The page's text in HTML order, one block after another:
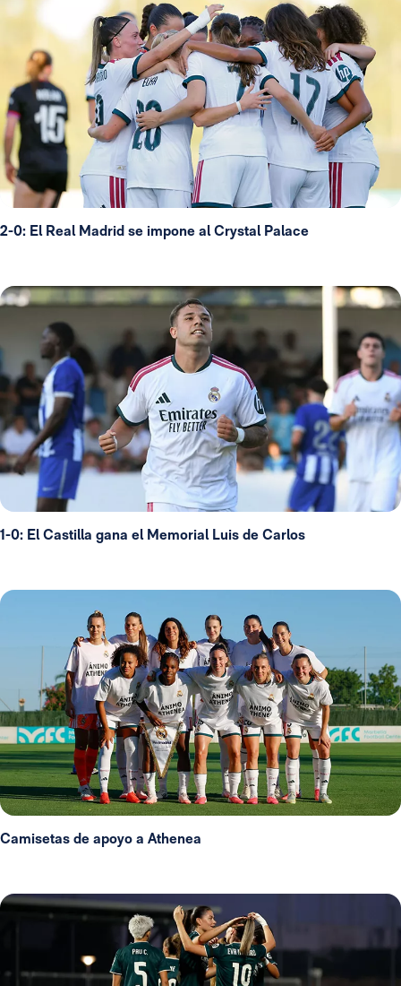
2-0: El Real Madrid se impone al Crystal Palace
1-0: El Castilla gana el Memorial Luis de Carlos
Camisetas de apoyo a Athenea